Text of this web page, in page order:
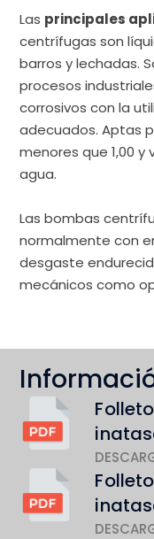
Las principales
centrífugas son
barros y lechadas.
procesos
corrosivos con la
adecuados. Aptas
menores que 1,00
agua.
Las bombas
normalmente con
desgaste
mecánicos como